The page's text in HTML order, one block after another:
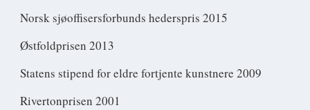
Norsk sjøoffisersforbunds hederspris 2015
Østfoldprisen 2013
Statens stipend for eldre fortjente kunstnere 2009
Rivertonprisen 2001